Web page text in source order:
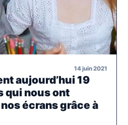
14 juin 2021
aujourd’hui 19
qui nous ont
écrans grâce à